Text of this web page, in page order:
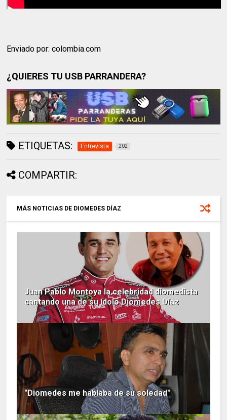
Enviado por: colombia.com
¿QUIERES TU USB PARRANDERA?
ETIQUETAS: Entrevista 202
COMPARTIR:
MÁS NOTICIAS DE DIOMEDES DÍAZ
Juan Pablo Montoya la celebridad diomedista
cantando una de su ídolo Diomedes Díaz
"Diomedes me hablaba de su soledad"